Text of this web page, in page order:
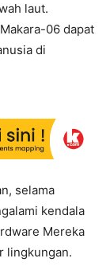
laut.
06 dapat
di
selama
kendala
Mereka
lingkungan.